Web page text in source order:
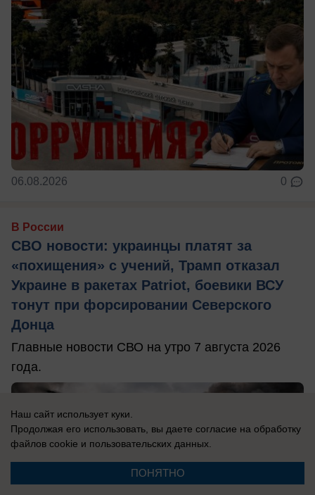
06.08.2026 0
В России
СВО новости: украинцы платят за
«похищения» с учений, Трамп отказал
Украине в ракетах Patriot, боевики ВСУ
тонут при форсировании Северского
Донца
Главные новости СВО на утро 7 августа 2026
года.
Наш сайт использует куки.
Продолжая его использовать, вы даете согласие на обработку
файлов cookie и пользовательских данных.
ПОНЯТНО